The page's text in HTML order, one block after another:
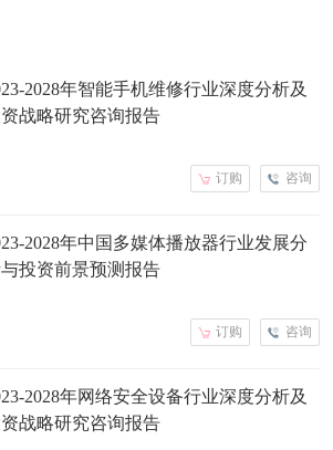
2028年智能手机维修行业深度分析及
战略研究咨询报告
咨询
订购
2028年中国多媒体播放器行业发展分
投资前景预测报告
咨询
订购
2028年网络安全设备行业深度分析及
战略研究咨询报告